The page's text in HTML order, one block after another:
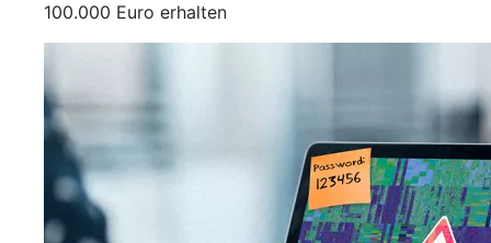
100.000 Euro erhalten